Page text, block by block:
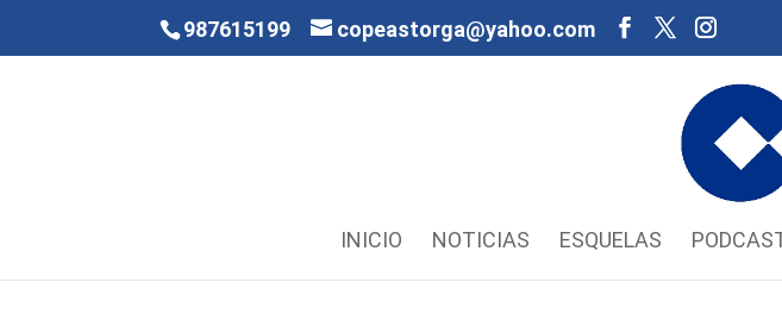
987615199 copeastorga@yahoo.com
INICIO NOTICIAS ESQUELAS